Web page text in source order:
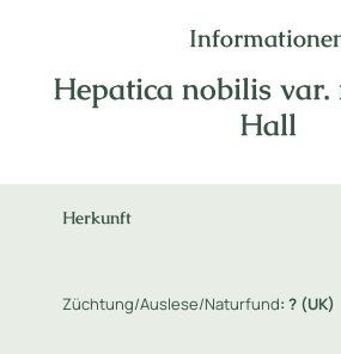
Hepatica nobilis
Hall
Herkunft
Züchtung/Auslese/Naturfund: ? (UK)